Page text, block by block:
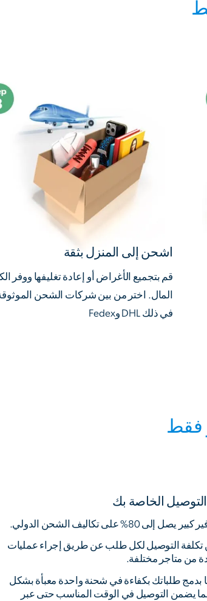
اشحن إلى المنزل بثقة
قم بتجميع الأغراض أو إعادة تغليفها ووفر
المال. اختر من بين شركات الشحن
في ذلك DHL وFedex
فقط
الخاصة بك
إلى 80% على تكاليف الشحن الدولي.
تكلفة التوصيل لكل طلب عن طريق إجراء عمليات
من متاجر مختلفة.
بدمج طلباتك بكفاءة في شحنة واحدة معبأة بشكل
يضمن التوصيل في الوقت المناسب حتى عبر